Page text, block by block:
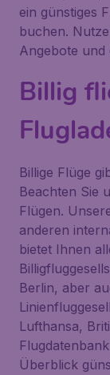
ein günstiges
buchen.
Angebote und
Billig
Billige Flüge
Beachten Sie
Flügen.
anderen
bietet Ihnen
Berlin, aber
Lufthansa,
Überblick